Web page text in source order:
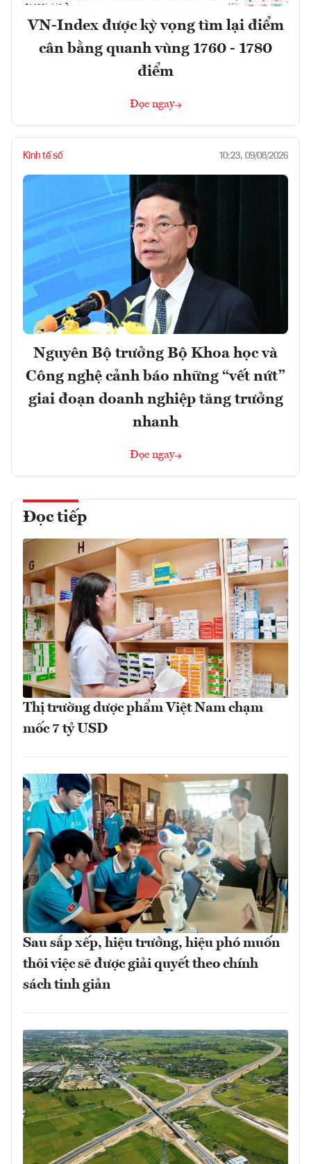
VN-Index được kỳ vọng tìm lại điểm
cân bằng quanh vùng 1760 - 1780
điểm
Đọc ngay
Kinh tế số 10:23, 09/08/2026
Nguyên Bộ trưởng Bộ Khoa học và
Công nghệ cảnh báo những “vết nứt”
giai đoạn doanh nghiệp tăng trưởng
nhanh
Đọc ngay
Đọc tiếp
Thị trường dược phẩm Việt Nam chạm
mốc 7 tỷ USD
Sau sắp xếp, hiệu trưởng, hiệu phó muốn
thôi việc sẽ được giải quyết theo chính
sách tinh giản